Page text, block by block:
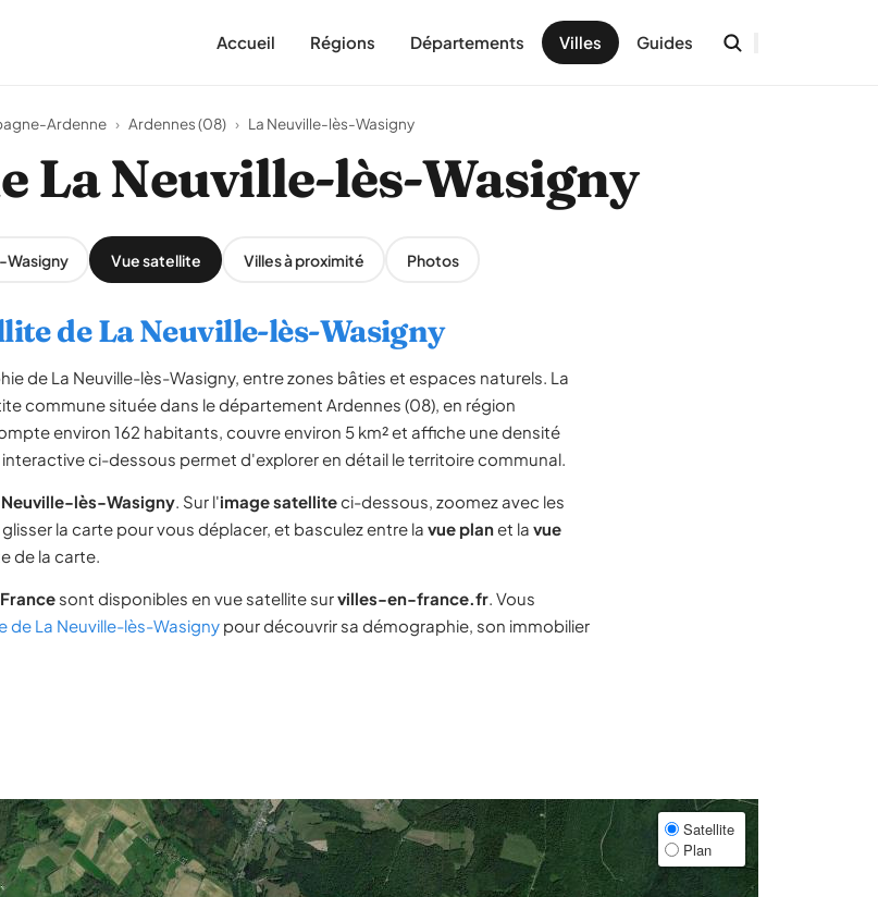
Accueil Régions Départements Villes Guides
Ardenne › Ardennes (08) › La Neuville-lès-Wasigny
La Neuville-lès-Wasigny
Wasigny Vue satellite Villes à proximité Photos
de La Neuville-lès-Wasigny
de La Neuville-lès-Wasigny, entre zones bâties et espaces naturels. La
commune située dans le département Ardennes (08), en région
environ 162 habitants, couvre environ 5 km² et affiche une densité
ci-dessous permet d'explorer en détail le territoire communal.
lès-Wasigny. Sur l'image satelliteci-dessous, zoomez avec les
la carte pour vous déplacer, et basculez entre la vue planet la vue
de la carte.
sont disponibles en vue satellite survilles-en-france.fr. Vous
de La Neuville-lès-Wasigny pour découvrir sa démographie, son immobilier
Satellite
Plan